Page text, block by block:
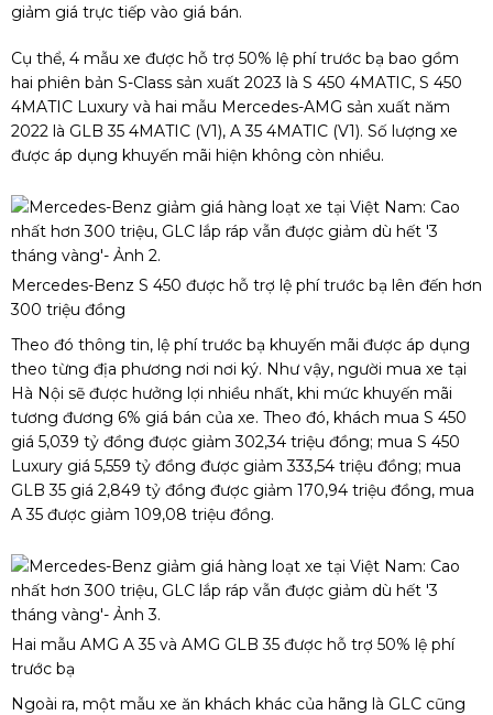
giảm giá trực tiếp vào giá bán.
Cụ thể, 4 mẫu xe được hỗ trợ 50% lệ phí trước bạ bao gồm
hai phiên bản S-Class sản xuất 2023 là S 450 4MATIC, S 450
4MATIC Luxury và hai mẫu Mercedes-AMG sản xuất năm
2022 là GLB 35 4MATIC (V1), A 35 4MATIC (V1). Số lượng xe
được áp dụng khuyến mãi hiện không còn nhiều.
Mercedes-Benz S 450 được hỗ trợ lệ phí trước bạ lên đến hơn
300 triệu đồng
Theo đó thông tin, lệ phí trước bạ khuyến mãi được áp dụng
theo từng địa phương nơi nơi ký. Như vậy, người mua xe tại
Hà Nội sẽ được hưởng lợi nhiều nhất, khi mức khuyến mãi
tương đương 6% giá bán của xe. Theo đó, khách mua S 450
giá 5,039 tỷ đồng được giảm 302,34 triệu đồng; mua S 450
Luxury giá 5,559 tỷ đồng được giảm 333,54 triệu đồng; mua
GLB 35 giá 2,849 tỷ đồng được giảm 170,94 triệu đồng, mua
A 35 được giảm 109,08 triệu đồng.
Hai mẫu AMG A 35 và AMG GLB 35 được hỗ trợ 50% lệ phí
trước bạ
Ngoài ra, một mẫu xe ăn khách khác của hãng là GLC cũng